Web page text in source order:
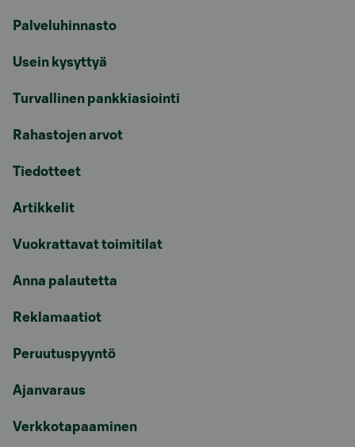
Palveluhinnasto
Usein kysyttyä
Turvallinen pankkiasiointi
Rahastojen arvot
Tiedotteet
Artikkelit
Vuokrattavat toimitilat
Anna palautetta
Reklamaatiot
Peruutuspyyntö
Ajanvaraus
Verkkotapaaminen